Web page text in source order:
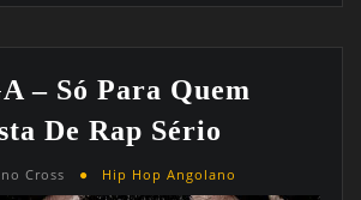
– Só Para Quem
De Rap Sério
Cross Hip Hop Angolano